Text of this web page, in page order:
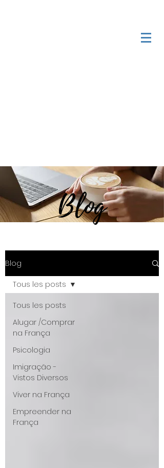
Blog
Blog
Tous les posts
Alugar /Comprar
na França
Psicologia
Imigração -
Vistos Diversos
Viver na França
Empreender na
França
Tous les posts